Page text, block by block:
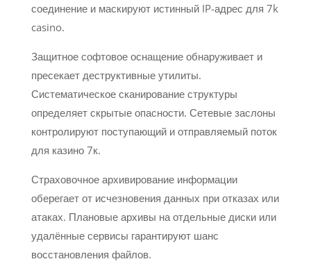
соединение и маскируют истинный IP-адрес для 7k
casino.
Защитное софтовое оснащение обнаруживает и
пресекает деструктивные утилиты.
Систематическое сканирование структуры
определяет скрытые опасности. Сетевые заслоны
контролируют поступающий и отправляемый поток
для казино 7к.
Страховочное архивирование информации
оберегает от исчезновения данных при отказах или
атаках. Плановые архивы на отдельные диски или
удалённые сервисы гарантируют шанс
восстановления файлов.